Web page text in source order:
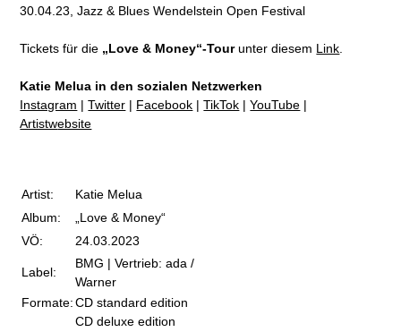
30.04.23, Jazz & Blues Wendelstein Open Festival
Tickets für die „Love & Money“-Tourunter diesem Link
Katie Melua in den sozialen Netzwerken
Instagram |Twitter | Facebook |TikTok |YouTube |
Artistwebsite
Artist:
Katie Melua
Album:
„Love & Money“
VÖ:
24.03.2023
Label:
BMG | Vertrieb: ada /
Warner
Formate: CD standard edition
CD deluxe edition